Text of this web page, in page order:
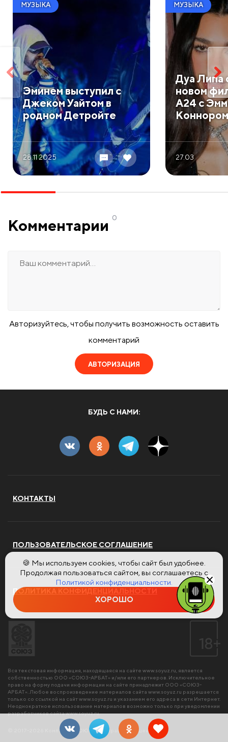
МУЗЫКА
Эминем выступил с
Джеком Уайтом в
родном Детройте
28.11 2025
МУЗЫКА
Дуа Липа
новом
A24 с
27.03
Комментарии 0
Авторизуйтесь, чтобы получить возможность оставить
комментарий
АВТОРИЗАЦИЯ
БУДЬ С НАМИ:
КОНТАКТЫ
ПОЛЬЗОВАТЕЛЬСКОЕ СОГЛАШЕНИЕ
ПОЛИТИКА КОНФИДЕНЦИАЛЬНОСТИ
Вся текстовая информация, находящаяся на сайте www.soyuz.ru , является
собственностью ООО «СОЮЗ-АРБАТ» и/или его партнеров. Исключительное
право на форму подачи информации на сайте принадлежит ООО «СОЮЗ-
АРБАТ». Любое воспроизведение материалов сайта www.soyuz.ru разрешается
только со ссылкой на сайтwww.soyuz.ru и указанием его адреса в сети Интернет.
Неоднократное использование материалов возможно только при уведомлении
разработчиков сайтаwww.soyuz.ru.
© 2017-2026 Компания «СОЮЗ». Все права защищены.
🍪 Мы используем cookies, чтобы сайт был удобнее.
Продолжая пользоваться сайтом, вы соглашаетесь с
Политикой конфиденциальности.
ХОРОШО